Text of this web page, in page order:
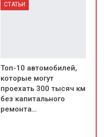
СТАТЬИ
Топ-10 автомобилей,
которые могут
проехать 300 тысяч км
без капитального
ремонта…